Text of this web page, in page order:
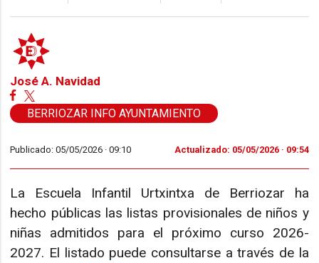
José A. Navidad
BERRIOZAR INFO AYUNTAMIENTO
Publicado: 05/05/2026 ·09:10 Actualizado: 05/05/2026 · 09:54
La Escuela Infantil Urtxintxa de Berriozar ha
hecho públicas las listas provisionales de niños y
niñas admitidos para el próximo curso 2026-
2027. El listado puede consultarse a través de la